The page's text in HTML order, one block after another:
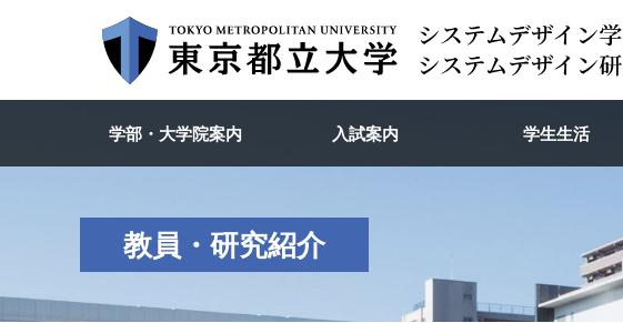
学部・大学院案内 入試案内 学生生活
教員・研究紹介